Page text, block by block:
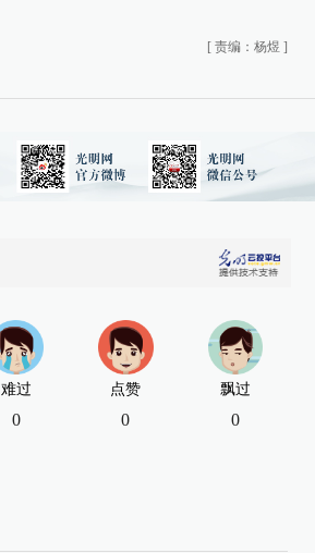
[ 责编：杨煜 ]
难过
0
点赞
0
飘过
0